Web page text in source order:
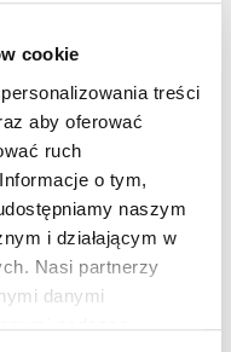
cookie
treści
aby oferować
ruch
o tym,
naszym
i działającym w
Nasi partnerzy
danymi
kierunek. Podczas, gdy
drogi będzie trwało
serią eksperymentów.
wybrane rozwiązanie
innymi rodzaje
indywidualne
nawet kultura kraju, w
zaangażowane w